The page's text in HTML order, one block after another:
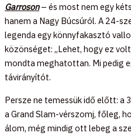
Garroson– és most nem egy
hanem a Nagy Búcsúról. A 24-
legenda egy könnyfakasztó
közönséget: „Lehet, hogy ez
mondta meghatottan. Mi pedig
távirányítót.
Persze ne temessük idő előtt: a
a Grand Slam-vérszomj, főleg,
álom, még mindig ott lebeg a